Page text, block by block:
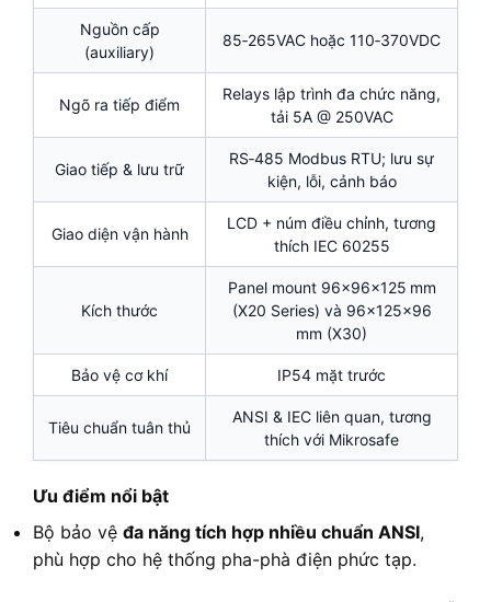
Nguồn cấp
(auxiliary)
85‑265VAC hoặc 110‑370VDC
Ngõ ra tiếp điểm
Relays lập trình đa chức năng,
tải 5A @ 250VAC
Giao tiếp & lưu trữ
RS‑485 Modbus RTU; lưu sự
kiện, lỗi, cảnh báo
Giao diện vận hành
LCD + núm điều chỉnh, tương
thích IEC 60255
Kích thước
Panel mount 96×96×125 mm
(X20 Series) và 96×125×96
mm (X30)
Bảo vệ cơ khí IP54 mặt trước
Tiêu chuẩn tuân thủ
ANSI & IEC liên quan, tương
thích với Mikrosafe
Ưu điểm nổi bật
Bộ bảo vệ đa năng tích hợp nhiều chuẩn ANSI,
phù hợp cho hệ thống pha-phà điện phức tạp.